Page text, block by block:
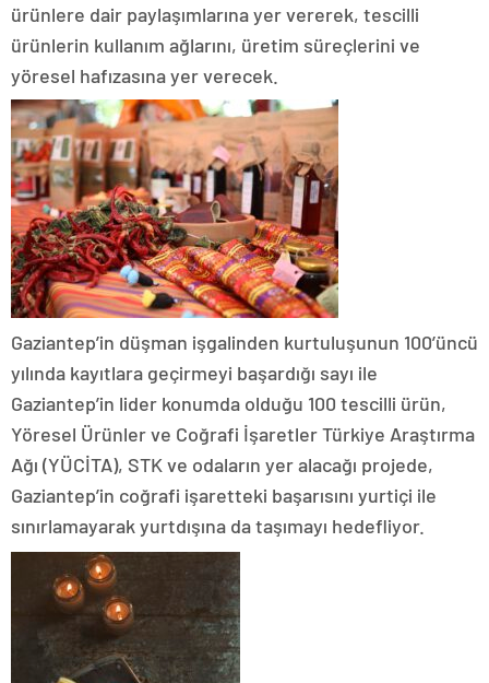
ürünlere dair paylaşımlarına yer vererek, tescilli
ürünlerin kullanım ağlarını, üretim süreçlerini ve
yöresel hafızasına yer verecek.
Gaziantep’in düşman işgalinden kurtuluşunun 100’üncü
yılında kayıtlara geçirmeyi başardığı sayı ile
Gaziantep’in lider konumda olduğu 100 tescilli ürün,
Yöresel Ürünler ve Coğrafi İşaretler Türkiye Araştırma
Ağı (YÜCİTA), STK ve odaların yer alacağı projede,
Gaziantep’in coğrafi işaretteki başarısını yurtiçi ile
sınırlamayarak yurtdışına da taşımayı hedefliyor.